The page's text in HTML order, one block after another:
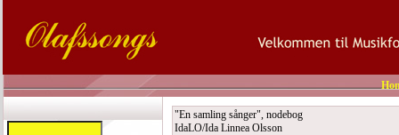
"En samling sånger", nodebog
IdaLO/Ida Linnea Olsson